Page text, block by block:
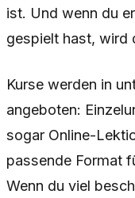
ist. Und wenn du
gespielt hast, wird
Kurse werden in
angeboten:
sogar Online-
passende Format
Wenn du viel